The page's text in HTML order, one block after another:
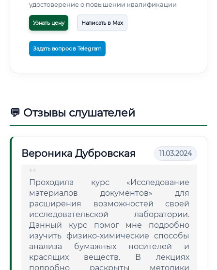
удостоверение о повышении квалификации
Узнать цену Написать в Max
Задать вопрос в Telegram
💬 Отзывы слушателей
Вероника Дубровская 11.03.2024
Проходила курс «Исследование
материалов документов» для
расширения возможностей своей
исследовательской лаборатории.
Данный курс помог мне подробно
изучить физико-химические способы
анализа бумажных носителей и
красящих веществ. В лекциях
подробно раскрыты методики